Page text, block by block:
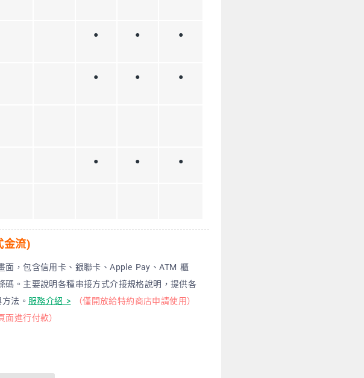
● ● ●
● ● ●
● ● ●
金流)
面，包含信用卡、銀聯卡、Apple Pay、ATM 櫃
碼。主要說明各種串接方式介接規格說明，提供各
法。 服務介紹 >
（僅開放給特約商店申請使用）
面進行付款）